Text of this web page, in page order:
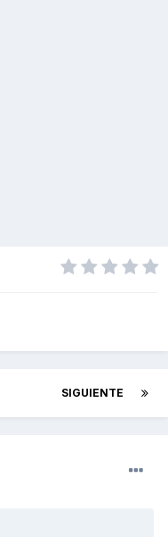
SIGUIENTE